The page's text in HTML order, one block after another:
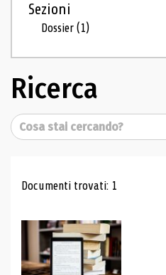
Sezioni
Dossier(1)
Ricerca
Cerca
Risultati di
Documenti trovati: 1